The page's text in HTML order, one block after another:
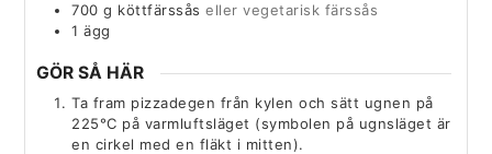
700 g köttfärssås eller vegetarisk färssås
1 ägg
GÖR SÅ HÄR
Ta fram pizzadegen från kylen och sätt ugnen på
225°C på varmluftsläget (symbolen på ugnsläget är
en cirkel med en fläkt i mitten).